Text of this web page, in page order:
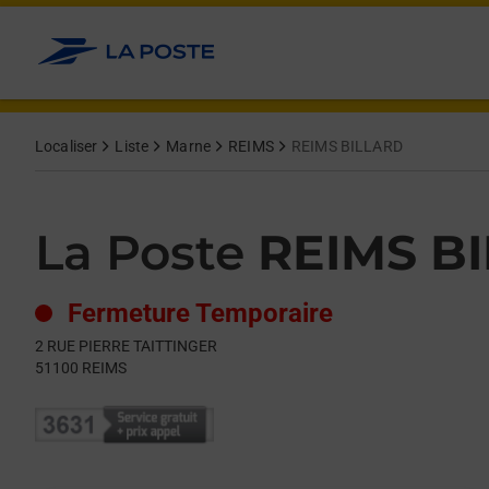
Allez au contenu
Localiser Liste Marne REIMS REIMS BILLARD
La Poste REIMS
Fermeture Temporaire
2 RUE PIERRE TAITTINGER
51100 REIMS
Day of the WeekHours
Get directions to La Poste at 2 RUE PIERRE TAITTINGER REIMS,
lien s'ouvre dans un nouvel onglet